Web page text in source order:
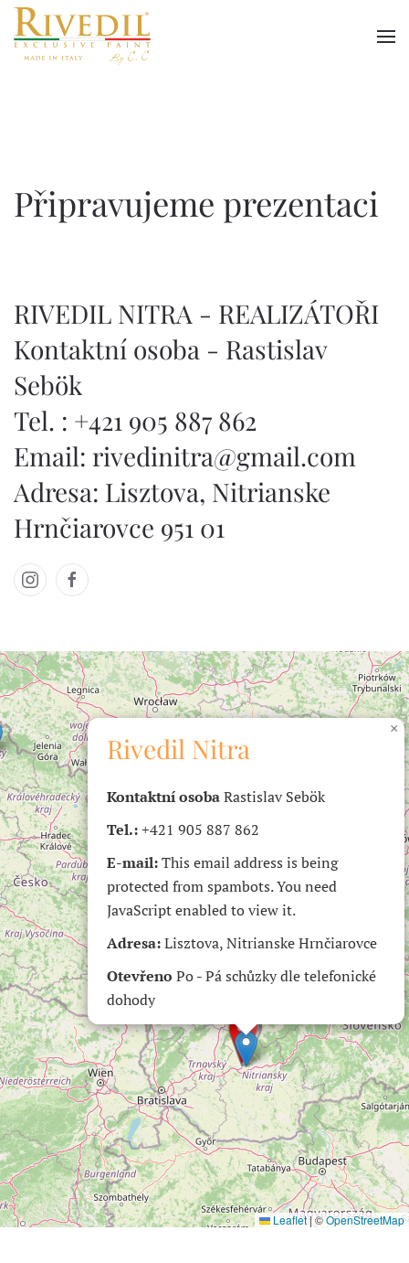
Skip to main content
Připravujeme prezentaci
RIVEDIL NITRA - REALIZÁTOŘI
Kontaktní osoba - Rastislav
Sebök
Tel. : +421 905 887 862‬
Email: rivedinitra@gmail.com
Adresa: Lisztova, Nitrianske
Hrnčiarovce 951 01
Rivedil Nitra
Kontaktní osobaRastislav Sebök
Tel.:+421 905 887 862
E-mail:This email address is being
protected from spambots. You need
JavaScript enabled to view it.
Adresa:Lisztova, Nitrianske Hrnčiarovce
Otevřeno Po - Pá schůzky dle telefonické
dohody
×
Leaflet|©OpenStreetMap